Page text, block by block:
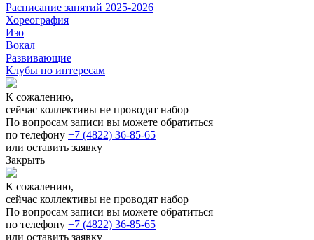
Расписание занятий 2025-2026
Хореография
Изо
Вокал
Развивающие
Клубы по интересам
К сожалению,
сейчас коллективы не проводят набор
По вопросам записи вы можете обратиться
по телефону +7 (4822) 36-85-65
или оставить заявку
Закрыть
К сожалению,
сейчас коллективы не проводят набор
По вопросам записи вы можете обратиться
по телефону +7 (4822) 36-85-65
или оставить заявку